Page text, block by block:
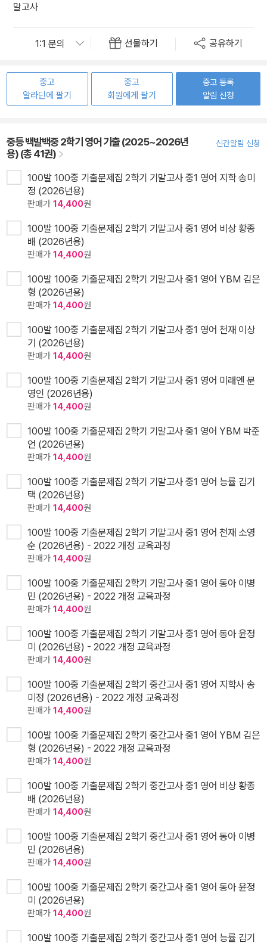
말고사
선물하기 공유하기
중고
알라딘에 팔기
중고
회원에게 팔기
중고 등록
알림 신청
중등 백발백중 2학기 영어 기출 (2025~2026년
용) (총 41권)
신간알림 신청
100발 100중 기출문제집 2학기 기말고사 중1 영어 지학 송미
정 (2026년용)
판매가 14,400원
100발 100중 기출문제집 2학기 기말고사 중1 영어 비상 황종
배 (2026년용)
판매가 14,400원
100발 100중 기출문제집 2학기 기말고사 중1 영어 YBM 김은
형 (2026년용)
판매가 14,400원
100발 100중 기출문제집 2학기 기말고사 중1 영어 천재 이상
기 (2026년용)
판매가 14,400원
100발 100중 기출문제집 2학기 기말고사 중1 영어 미래엔 문
영인 (2026년용)
판매가 14,400원
100발 100중 기출문제집 2학기 기말고사 중1 영어 YBM 박준
언 (2026년용)
판매가 14,400원
100발 100중 기출문제집 2학기 기말고사 중1 영어 능률 김기
택 (2026년용)
판매가 14,400원
100발 100중 기출문제집 2학기 기말고사 중1 영어 천재 소영
순 (2026년용) - 2022 개정 교육과정
판매가 14,400원
100발 100중 기출문제집 2학기 기말고사 중1 영어 동아 이병
민 (2026년용) - 2022 개정 교육과정
판매가 14,400원
100발 100중 기출문제집 2학기 기말고사 중1 영어 동아 윤정
미 (2026년용) - 2022 개정 교육과정
판매가 14,400원
100발 100중 기출문제집 2학기 중간고사 중1 영어 지학사 송
미정 (2026년용) - 2022 개정 교육과정
판매가 14,400원
100발 100중 기출문제집 2학기 중간고사 중1 영어 YBM 김은
형 (2026년용) - 2022 개정 교육과정
판매가 14,400원
100발 100중 기출문제집 2학기 중간고사 중1 영어 비상 황종
배 (2026년용)
판매가 14,400원
100발 100중 기출문제집 2학기 중간고사 중1 영어 동아 이병
민 (2026년용)
판매가 14,400원
100발 100중 기출문제집 2학기 중간고사 중1 영어 동아 윤정
미 (2026년용)
판매가 14,400원
100발 100중 기출문제집 2학기 중간고사 중1 영어 능률 김기